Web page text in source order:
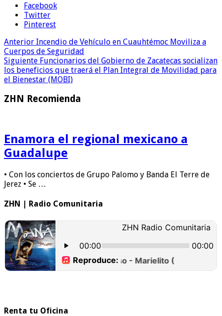
Facebook
Twitter
Pinterest
Anterior Incendio de Vehículo en Cuauhtémoc Moviliza a
Cuerpos de Seguridad
Siguiente Funcionarios del Gobierno de Zacatecas socializan
los beneficios que traerá el Plan Integral de Movilidad para
el Bienestar (MOBI)
ZHN Recomienda
Enamora el regional mexicano a
Guadalupe
• Con los conciertos de Grupo Palomo y Banda El Terre de
Jerez • Se …
ZHN | Radio Comunitaria
Renta tu Oficina